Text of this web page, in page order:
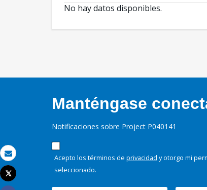
Correo electrónico
Imprimir
Tweet
No hay datos disponibles.
Manténgase
Notificaciones sobre Project P040141
Acepto los términos de privacidad y otorgo mi
seleccionado.